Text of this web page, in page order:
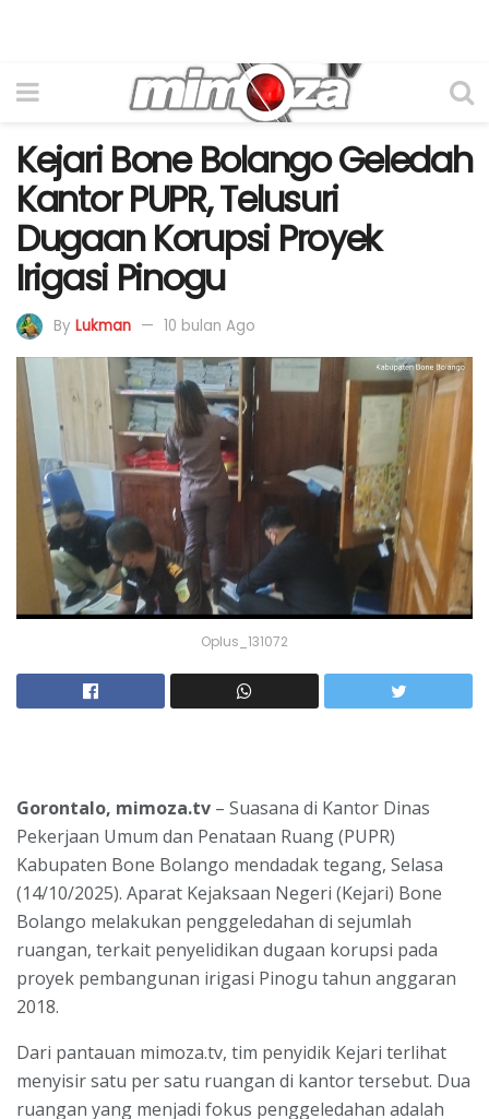
Kejari Bone Bolango Geledah
Kantor PUPR, Telusuri
Dugaan Korupsi Proyek
Irigasi Pinogu
By Lukman 10 bulan Ago
Oplus_131072
Gorontalo, mimoza.tv – Suasana di Kantor Dinas
Pekerjaan Umum dan Penataan Ruang (PUPR)
Kabupaten Bone Bolango mendadak tegang, Selasa
(14/10/2025). Aparat Kejaksaan Negeri (Kejari) Bone
Bolango melakukan penggeledahan di sejumlah
ruangan, terkait penyelidikan dugaan korupsi pada
proyek pembangunan irigasi Pinogu tahun anggaran
2018.
Dari pantauan mimoza.tv, tim penyidik Kejari terlihat
menyisir satu per satu ruangan di kantor tersebut. Dua
ruangan yang menjadi fokus penggeledahan adalah